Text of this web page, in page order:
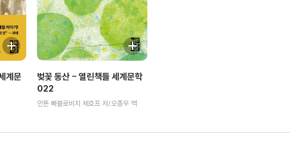
계문
벚꽃 동산 - 열린책들 세계문학
022
안톤 빠블로비치 체호프 저/오종우 역